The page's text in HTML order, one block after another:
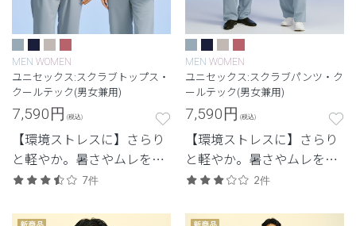
MEN WOMEN
ユニセックス:スクラブトップス・
クールテック(男女兼用)
7,590円 (税込)
【環境ストレスに】さらり
と軽やか。暑さやムレを抑
え、快適さを重視した定
7件
MEN WOMEN
ユニセックス:スクラブパンツ・ク
ールテック(男女兼用)
7,590円 (税込)
【環境ストレスに】さらり
と軽やか。暑さやムレを抑
え、快適さを重視した定
2件